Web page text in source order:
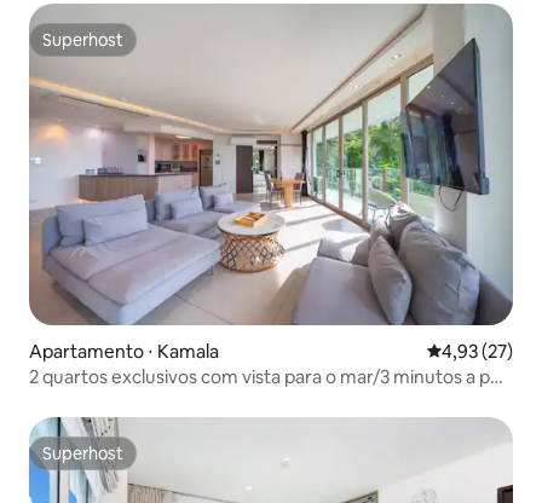
Superhost
Superhost
Apartamento ⋅ Kamala 4,93 de uma
4,93 (27)
2 quartos exclusivos com vista para o mar/3 minutos a pé
noturnos/espaçoso/banheira
Superhost
Superhost